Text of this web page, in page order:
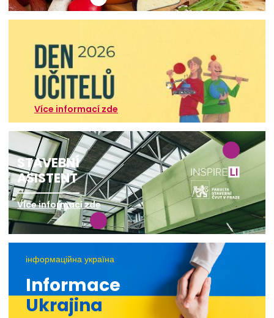
Více informací zde
STAVEBNÍ
ASISTENT
Více informací zde
інформаційна україна
Informace
Ukrajina